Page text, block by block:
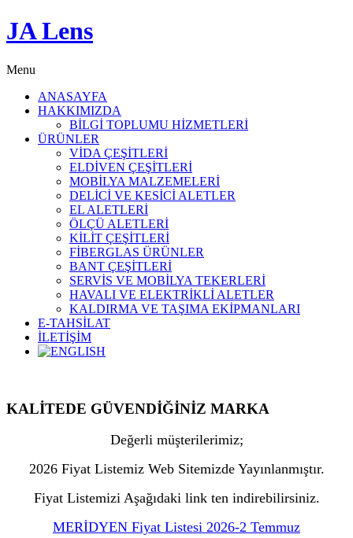
JA Lens
Menu
ANASAYFA
HAKKIMIZDA
BİLGİ TOPLUMU HİZMETLERİ
ÜRÜNLER
VİDA ÇEŞİTLERİ
ELDİVEN ÇEŞİTLERİ
MOBİLYA MALZEMELERİ
DELİCİ VE KESİCİ ALETLER
EL ALETLERİ
ÖLÇÜ ALETLERİ
KİLİT ÇEŞİTLERİ
FİBERGLAS ÜRÜNLER
BANT ÇEŞİTLERİ
SERVİS VE MOBİLYA TEKERLERİ
HAVALI VE ELEKTRİKLİ ALETLER
KALDIRMA VE TAŞIMA EKİPMANLARI
E-TAHSİLAT
İLETİŞİM
KALİTEDE GÜVENDİĞİNİZ MARKA
Değerli müşterilerimiz;
2026 Fiyat Listemiz Web Sitemizde Yayınlanmıştır.
Fiyat Listemizi Aşağıdaki link ten indirebilirsiniz.
MERİDYEN Fiyat Listesi 2026-2 Temmuz